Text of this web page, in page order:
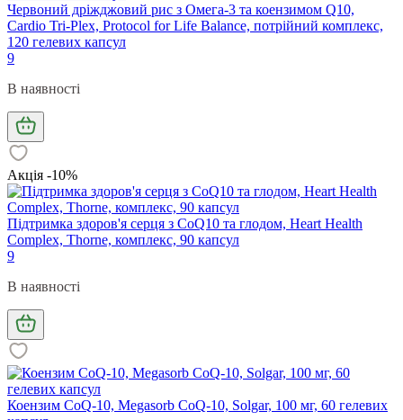
Червоний дріжджовий рис з Омега-3 та коензимом Q10,
Cardio Tri-Plex, Protocol for Life Balance, потрійний комплекс,
120 гелевих капсул
9
В наявності
Акція -10%
Підтримка здоров'я серця з CoQ10 та глодом, Heart Health
Complex, Thorne, комплекс, 90 капсул
9
В наявності
Коензим CoQ-10, Megasorb CoQ-10, Solgar, 100 мг, 60 гелевих